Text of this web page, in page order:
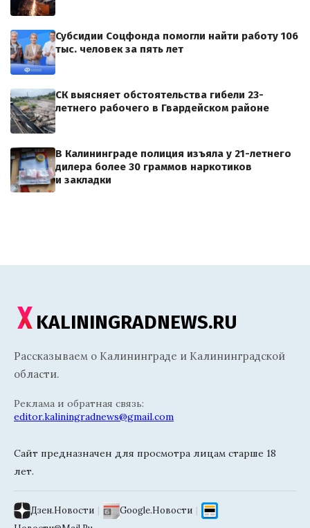
Субсидии Соцфонда помогли найти работу 106
тыс. человек за пять лет
СК выясняет обстоятельства гибели 23-
летнего рабочего в Гвардейском районе
В Калининграде полиция изъяла у 21-летнего
дилера более 30 граммов наркотиков
и закладки
KALININGRADNEWS.RU
Рассказываем о Калининграде и Калининградской
области.
Реклама и обратная связь:
editor.kaliningradnews@gmail.com
Сайт предназначен для просмотра лицам старше 18
лет.
Дзен.Новости | Google.Новости |